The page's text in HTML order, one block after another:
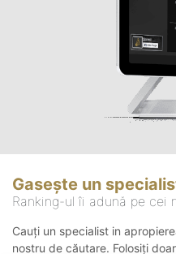
Gasește un
Ranking-ul îi adună pe cei
Cauți un specialist in
nostru de căutare. Folosiți